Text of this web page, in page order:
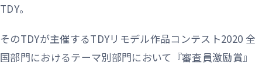
TDY。
そのTDYが主催するTDYリモデル作品コンテスト2020 全
国部門におけるテーマ別部門において『審査員激励賞』